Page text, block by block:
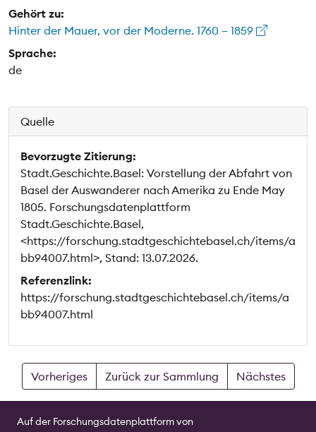
Gehört zu:
Hinter der Mauer, vor der Moderne. 1760 – 1859
Sprache:
de
Quelle
Bevorzugte Zitierung:
Stadt.Geschichte.Basel: Vorstellung der Abfahrt von
Basel der Auswanderer nach Amerika zu Ende May
1805. Forschungsdatenplattform
Stadt.Geschichte.Basel,
<https://forschung.stadtgeschichtebasel.ch/items/a
bb94007.html>, Stand: 13.07.2026.
Referenzlink:
https://forschung.stadtgeschichtebasel.ch/items/a
bb94007.html
Vorheriges Zurück zur Sammlung Nächstes
Auf der Forschungsdatenplattform von